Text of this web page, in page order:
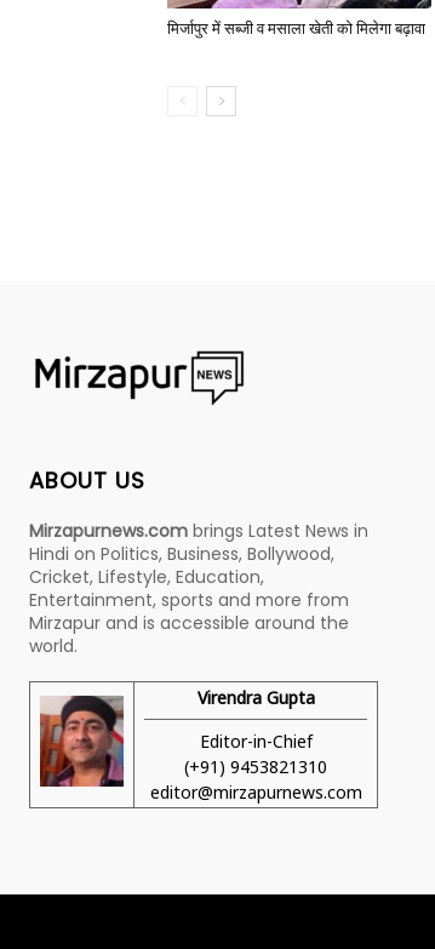
मिर्जापुर में सब्जी व मसाला खेती को मिलेगा बढ़ावा
ABOUT US
Mirzapurnews.com brings Latest News in
Hindi on Politics, Business, Bollywood,
Cricket, Lifestyle, Education,
Entertainment, sports and more from
Mirzapur and is accessible around the
world.
Virendra Gupta
Editor-in-Chief
(+91) 9453821310
editor@mirzapurnews.com